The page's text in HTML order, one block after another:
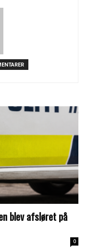
blev afsløret på
0